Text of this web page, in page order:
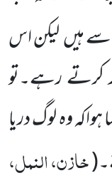
ہیںلیکناس
کرتے رہے۔تو
ہواکہ وہ لوگ دریا
(خازن، النمل،